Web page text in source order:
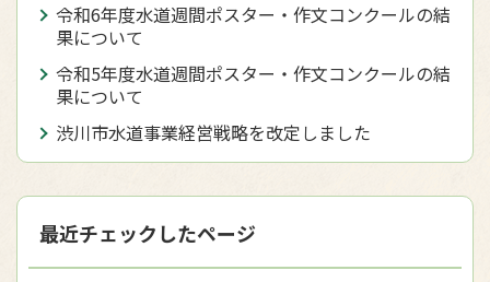
令和6年度水道週間ポスター・作文コンクールの結
果について
令和5年度水道週間ポスター・作文コンクールの結
果について
渋川市水道事業経営戦略を改定しました
最近チェックしたページ